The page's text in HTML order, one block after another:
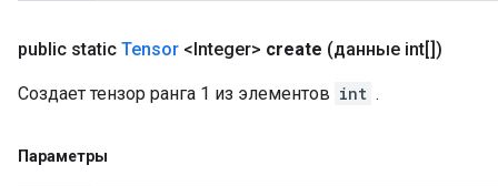
public static Tensor <Integer> create (данные int[])
Создает тензор ранга 1 из элементов int .
Параметры